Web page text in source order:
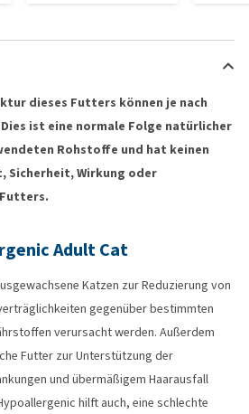
dieses Futters können je nach
ist eine normale Folge natürlicher
Rohstoffe und hat keinen
Sicherheit, Wirkung oder
Adult Cat
Katzen zur Reduzierung von
gegenüber bestimmten
verursacht werden. Außerdem
Futter zur Unterstützung der
und übermäßigem Haarausfall
hilft auch, eine schlechte